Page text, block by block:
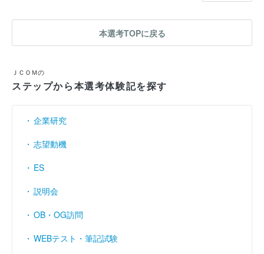
本選考TOPに戻る
ＪＣＯＭの
ステップから本選考体験記を探す
企業研究
志望動機
ES
説明会
OB・OG訪問
WEBテスト・筆記試験